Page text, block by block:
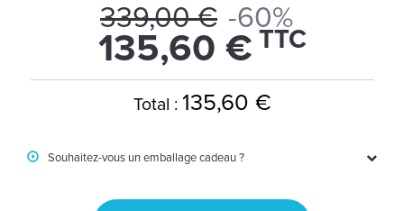
339,00 € -60%
135,60 € TTC
Total : 135,60 €
Souhaitez-vous un emballage cadeau ?